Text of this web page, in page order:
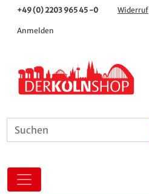
+49 (0) 2203 965 45 -0 Widerruf
Anmelden